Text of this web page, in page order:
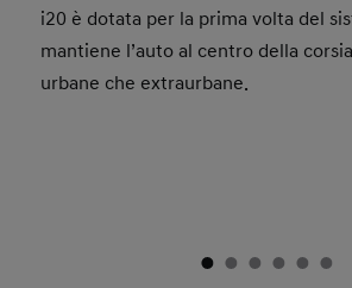
i20 è dotata per la prima volta del
mantiene l’auto al centro della
urbane che extraurbane.